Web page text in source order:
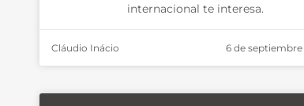
internacional te interesa.
Cláudio Inácio 6 de septiembre